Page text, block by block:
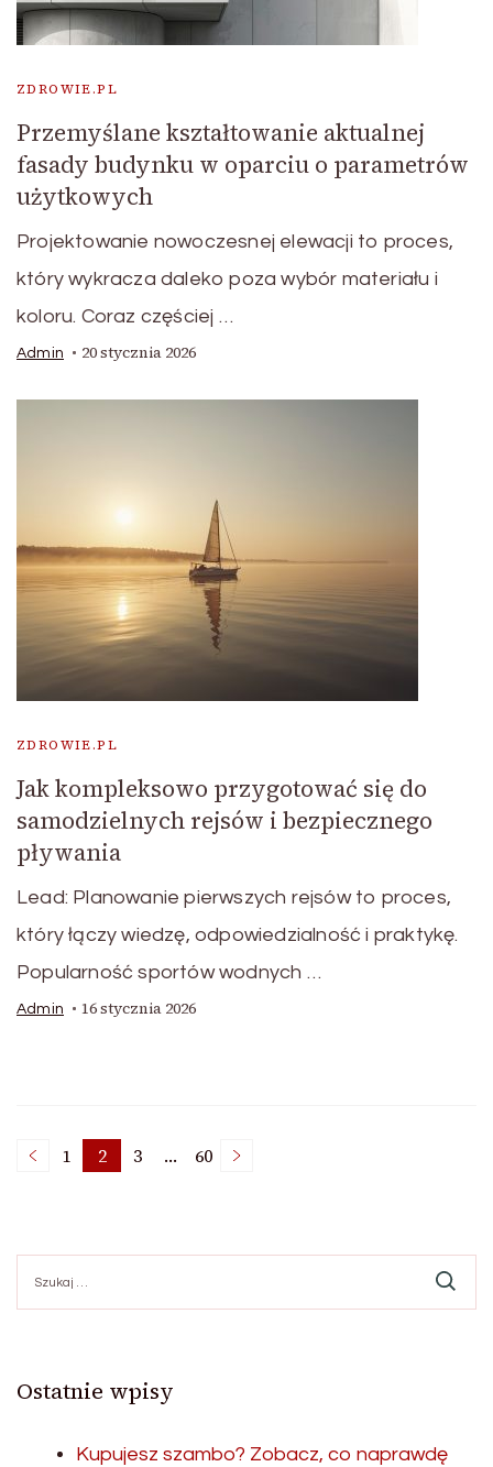
ZDROWIE.PL
Przemyślane kształtowanie aktualnej
fasady budynku w oparciu o parametrów
użytkowych
Projektowanie nowoczesnej elewacji to proces,
który wykracza daleko poza wybór materiału i
koloru. Coraz częściej …
Admin 20 stycznia 2026
ZDROWIE.PL
Jak kompleksowo przygotować się do
samodzielnych rejsów i bezpiecznego
pływania
Lead: Planowanie pierwszych rejsów to proces,
który łączy wiedzę, odpowiedzialność i praktykę.
Popularność sportów wodnych …
Admin 16 stycznia 2026
Nawigacja
po
wpisach
Page
1 Page
2 Page
3 … Page
60
Ostatnie wpisy
Kupujesz szambo? Zobacz, co naprawdę